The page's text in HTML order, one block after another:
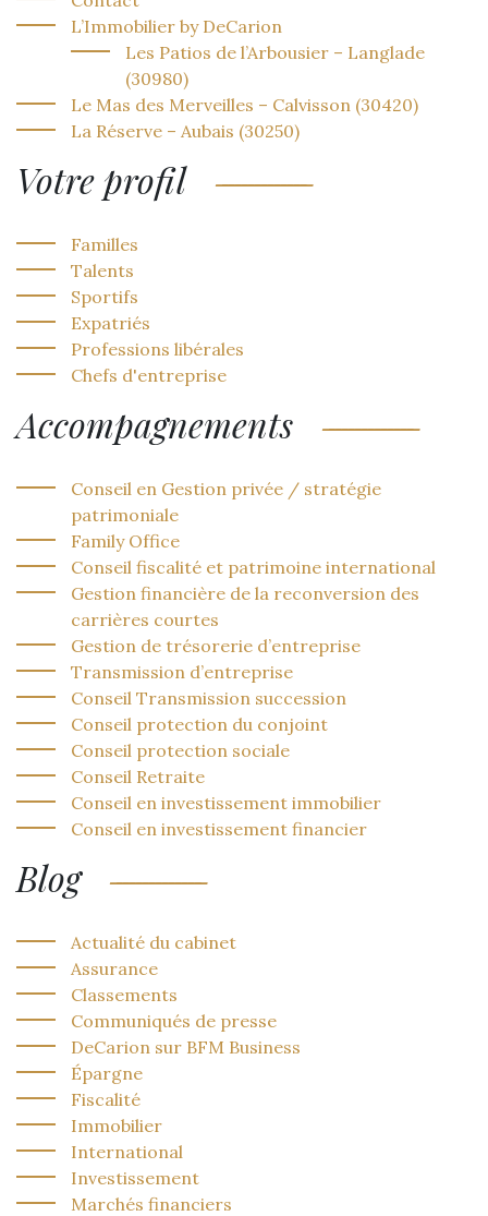
L’Immobilier by DeCarion
Les Patios de l’Arbousier – Langlade
(30980)
Le Mas des Merveilles – Calvisson (30420)
La Réserve – Aubais (30250)
Votre profil
Familles
Talents
Sportifs
Expatriés
Professions libérales
Chefs d'entreprise
Accompagnements
Conseil en Gestion privée / stratégie
patrimoniale
Family Office
Conseil fiscalité et patrimoine international
Gestion financière de la reconversion des
carrières courtes
Gestion de trésorerie d’entreprise
Transmission d’entreprise
Conseil Transmission succession
Conseil protection du conjoint
Conseil protection sociale
Conseil Retraite
Conseil en investissement immobilier
Conseil en investissement financier
Blog
Actualité du cabinet
Assurance
Classements
Communiqués de presse
DeCarion sur BFM Business
Épargne
Fiscalité
Immobilier
International
Investissement
Marchés financiers